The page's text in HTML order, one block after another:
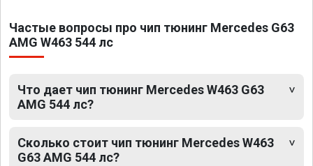
Частые вопросы про чип тюнинг Mercedes G63
AMG W463 544 лс
Что дает чип тюнинг Mercedes W463 G63
AMG 544 лс?
Сколько стоит чип тюнинг Mercedes W463
G63 AMG 544 лс?